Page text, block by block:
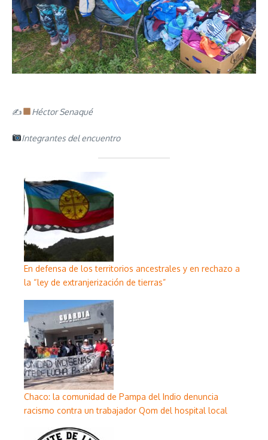
✍ Héctor Senaqué
Integrantes del encuentro
En defensa de los territorios ancestrales y en rechazo a
la “ley de extranjerización de tierras”
Chaco: la comunidad de Pampa del Indio denuncia
racismo contra un trabajador Qom del hospital local